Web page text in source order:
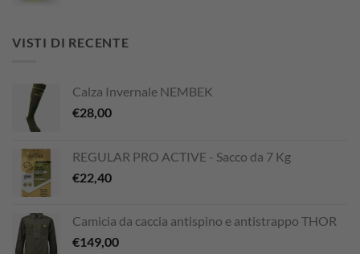
era:
€12,00.
VISTI DI RECENTE
Calza Invernale NEMBEK
€28,00
REGULAR PRO ACTIVE - Sacco da 7 Kg
€22,40
Camicia da caccia antispino e antistrappo THOR
€149,00